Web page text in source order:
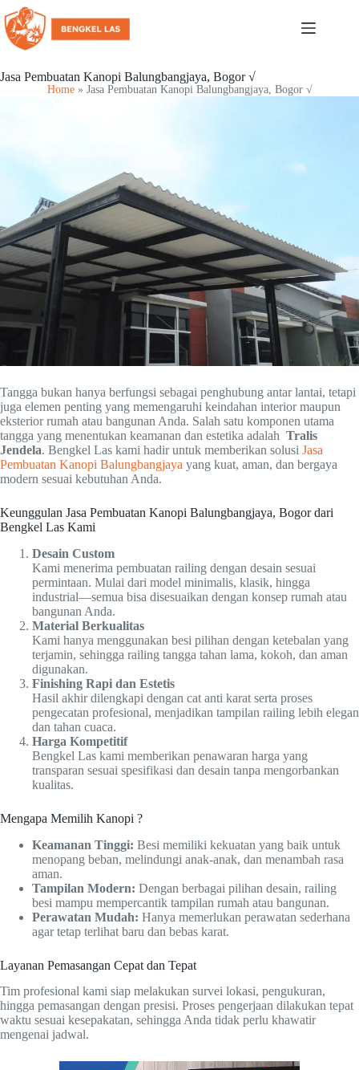
Jasa Pembuatan Kanopi Balungbangjaya, Bogor √
Home» Jasa Pembuatan Kanopi Balungbangjaya, Bogor √
Tangga bukan hanya berfungsi sebagai penghubung antar lantai, tetapi
juga elemen penting yang memengaruhi keindahan interior maupun
eksterior rumah atau bangunan Anda. Salah satu komponen utama
tangga yang menentukan keamanan dan estetika adalah Tralis
Jendela. Bengkel Las kami hadir untuk memberikan solusi Jasa
Pembuatan Kanopi Balungbangjaya yang kuat, aman, dan bergaya
modern sesuai kebutuhan Anda.
Keunggulan Jasa Pembuatan Kanopi Balungbangjaya, Bogor dari
Bengkel Las Kami
Desain Custom
Kami menerima pembuatan railing dengan desain sesuai
permintaan. Mulai dari model minimalis, klasik, hingga
industrial—semua bisa disesuaikan dengan konsep rumah atau
bangunan Anda.
Material Berkualitas
Kami hanya menggunakan besi pilihan dengan ketebalan yang
terjamin, sehingga railing tangga tahan lama, kokoh, dan aman
digunakan.
Finishing Rapi dan Estetis
Hasil akhir dilengkapi dengan cat anti karat serta proses
pengecatan profesional, menjadikan tampilan railing lebih elegan
dan tahan cuaca.
Harga Kompetitif
Bengkel Las kami memberikan penawaran harga yang
transparan sesuai spesifikasi dan desain tanpa mengorbankan
kualitas.
Mengapa Memilih Kanopi ?
Keamanan Tinggi: Besi memiliki kekuatan yang baik untuk
menopang beban, melindungi anak-anak, dan menambah rasa
aman.
Tampilan Modern: Dengan berbagai pilihan desain, railing
besi mampu mempercantik tampilan rumah atau bangunan.
Perawatan Mudah: Hanya memerlukan perawatan sederhana
agar tetap terlihat baru dan bebas karat.
Layanan Pemasangan Cepat dan Tepat
Tim profesional kami siap melakukan survei lokasi, pengukuran,
hingga pemasangan dengan presisi. Proses pengerjaan dilakukan tepat
waktu sesuai kesepakatan, sehingga Anda tidak perlu khawatir
mengenai jadwal.